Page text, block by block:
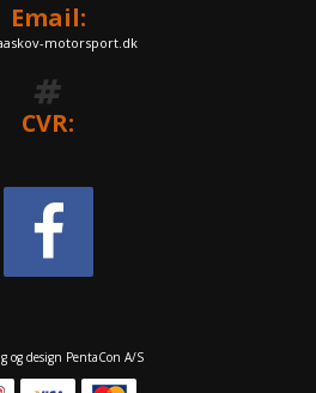
Email:
motorsport.dk
CVR:
og design PentaCon A/S